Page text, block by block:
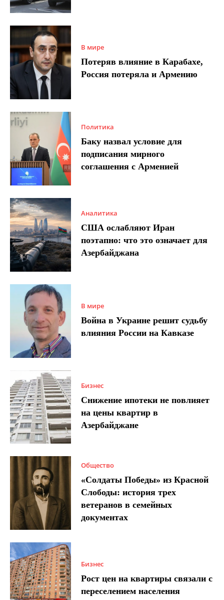
В мире
Потеряв влияние в Карабахе,
Россия потеряла и Армению
Политика
Баку назвал условие для
подписания мирного
соглашения с Арменией
Аналитика
США ослабляют Иран
поэтапно: что это означает для
Азербайджана
В мире
Война в Украине решит судьбу
влияния России на Кавказе
Бизнес
Снижение ипотеки не повлияет
на цены квартир в
Азербайджане
Общество
«Солдаты Победы» из Красной
Слободы: история трех
ветеранов в семейных
документах
Бизнес
Рост цен на квартиры связали с
переселением населения